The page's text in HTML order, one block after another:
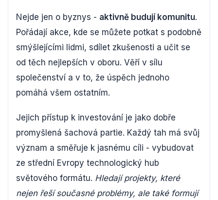
Nejde jen o byznys - aktivně budují komunitu.
Pořádají akce, kde se můžete potkat s podobně
smýšlejícími lidmi, sdílet zkušenosti a učit se
od těch nejlepších v oboru. Věří v sílu
společenství a v to, že úspěch jednoho
pomáhá všem ostatním.
Jejich přístup k investování je jako dobře
promyšlená šachová partie. Každý tah má svůj
význam a směřuje k jasnému cíli - vybudovat
ze střední Evropy technologický hub
světového formátu. Hledají projekty, které
nejen řeší současné problémy, ale také formují